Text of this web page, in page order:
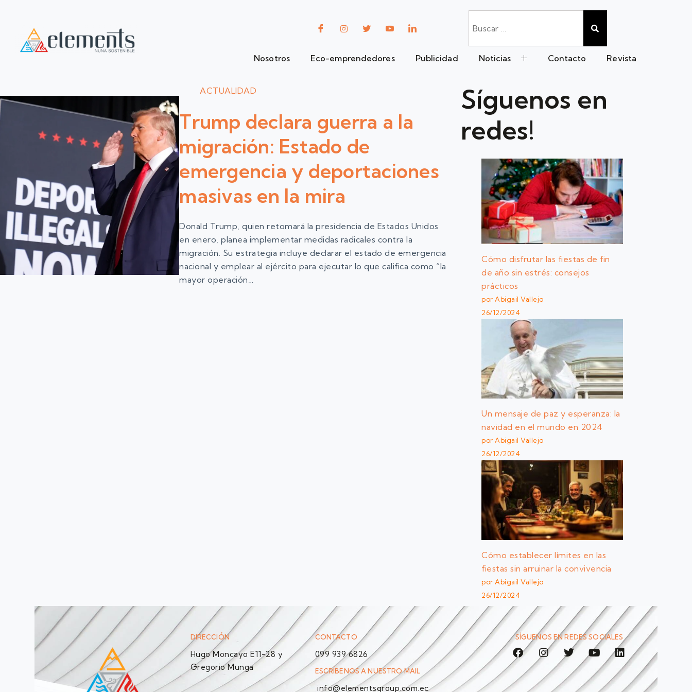
Nosotros Eco-emprendedores Publicidad Noticias Contacto Revista
ACTUALIDAD
Trump declara guerra a la
migración: Estado de
emergencia y deportaciones
masivas en la mira
Donald Trump, quien retomará la presidencia de Estados Unidos
en enero, planea implementar medidas radicales contra la
migración. Su estrategia incluye declarar el estado de emergencia
nacional y emplear al ejército para ejecutar lo que califica como “la
mayor operación…
Síguenos en
redes!
Cómo disfrutar las fiestas de fin
de año sin estrés: consejos
prácticos
por Abigail Vallejo
26/12/2024
Un mensaje de paz y esperanza: la
navidad en el mundo en 2024
por Abigail Vallejo
26/12/2024
Cómo establecer límites en las
fiestas sin arruinar la convivencia
por Abigail Vallejo
26/12/2024
DIRECCIÓN
Hugo Moncayo E11-28 y
Gregorio Munga
CONTACTO
099 939 6826
ESCRÍBENOS A NUESTRO MAIL
info@elementsgroup.com.ec
SÍGUENOS EN REDES SOCIALES